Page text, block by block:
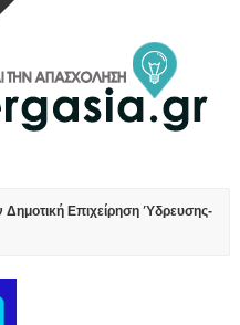
Δημοτική Επιχείρηση Ύδρευσης-